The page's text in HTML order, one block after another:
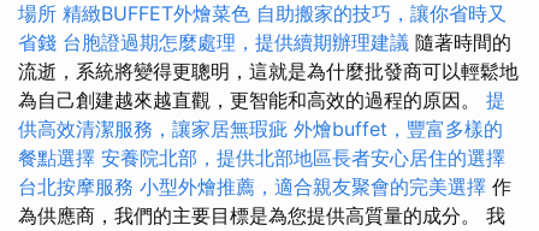
場所 精緻BUFFET外燴菜色 自助搬家的技巧，讓你省時又
省錢 台胞證過期怎麼處理，提供續期辦理建議 隨著時間的
流逝，系統將變得更聰明，這就是為什麼批發商可以輕鬆地
為自己創建越來越直觀，更智能和高效的過程的原因。 提
供高效清潔服務，讓家居無瑕疵 外燴buffet，豐富多樣的
餐點選擇 安養院北部，提供北部地區長者安心居住的選擇
台北按摩服務 小型外燴推薦，適合親友聚會的完美選擇 作
為供應商，我們的主要目標是為您提供高質量的成分。 我